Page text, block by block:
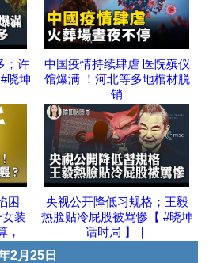
；许
晓坤
中国疫情持续肆虐 医院殡仪
馆爆满 ！河北等多地棺材脱
销
困
装
，
央视公开降低习规格；王毅
热脸贴冷屁股被骂惨【 #晓坤
话时局 】｜
2月25日